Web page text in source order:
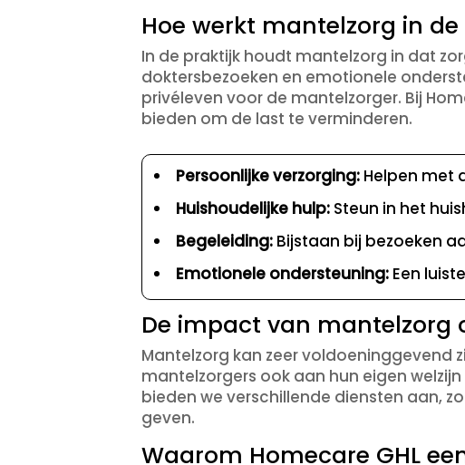
Hoe werkt mantelzorg in
In de praktijk houdt mantelzorg in dat
doktersbezoeken en emotionele
privéleven voor de mantelzorger. Bij
bieden om de last te verminderen.
Persoonlijke verzorging: Helpen met
Huishoudelijke hulp: Steun in het
Begeleiding: Bijstaan bij bezoeken
Emotionele ondersteuning: Een
De impact van mantelzorg
Mantelzorg kan zeer voldoeninggevend
mantelzorgers ook aan hun eigen
bieden we verschillende diensten aan,
geven.
Waarom Homecare GHL